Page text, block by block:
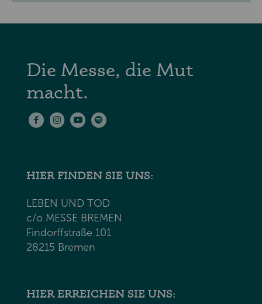
Die Messe, die Mut
macht.
HIER FINDEN SIE UNS:
LEBEN UND TOD
c/o MESSE BREMEN
Findorffstraße 101
28215 Bremen
HIER ERREICHEN SIE UNS: